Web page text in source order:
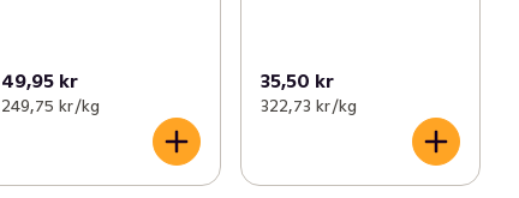
49,95 kr
249,75 kr /kg
35,50 kr
322,73 kr /kg